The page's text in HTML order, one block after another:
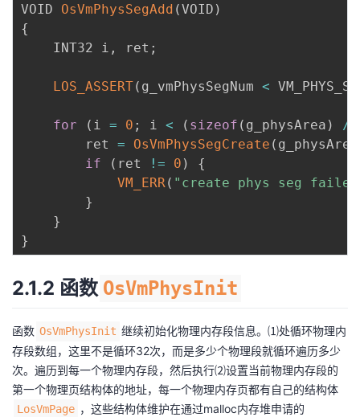
VOID OsVmPhysSegAdd (VOID )
{
    INT32 i
, ret ;
LOS_ASSERT( g_vmPhysSegNum <
for ( i = 0 ; i < ( sizeof ( g_physArea ) /
        ret
= OsVmPhysSegCreate ( g_physArea
if
( ret != 0 )
{
VM_ERR ( "create phys seg
}
}
}
2.1.2 函数 OsVmPhysInit
函数 OsVmPhysInit 继续初始化物理内存段信息。⑴处循环物理内
存段数组，这里不是循环32次，而是多少个物理段就循环遍历多少
次。遍历到每一个物理内存段，然后执行⑵设置当前物理内存段的
第一个物理页结构体的地址，每一个物理内存页都有自己的结构体
LosVmPage ，这些结构体维护在通过malloc内存堆申请的